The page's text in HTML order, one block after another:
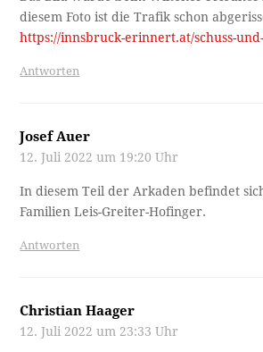
diesem Foto ist die Trafik schon
https://innsbruck-erinnert.at/schuss-
Antworten
Josef Auer
12. Juli 2022 um 19:20 Uhr
In diesem Teil der Arkaden befindet
Familien Leis-Greiter-Hofinger.
Antworten
Christian Haager
12. Juli 2022 um 23:33 Uhr